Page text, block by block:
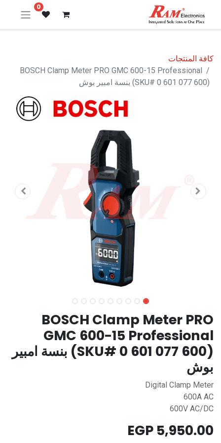
0
كافة المنتجات
BOSCH Clamp Meter PRO GMC 600-15 Professional
(SKU# 0 601 077 600) بنسة امبير بوش
BOSCH Clamp Meter PRO
GMC 600-15 Professional
(SKU# 0 601 077 600) بنسة امبير
بوش
Digital Clamp Meter
600A AC
600V AC/DC
5,950.00